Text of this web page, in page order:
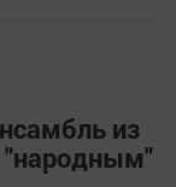
из
"народным"